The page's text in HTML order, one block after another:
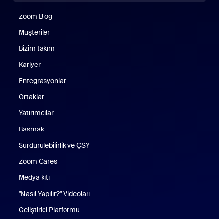
Zoom Blog
Müşteriler
Bizim takım
Kariyer
Entegrasyonlar
Ortaklar
Yatırımcılar
Basmak
Sürdürülebilirlik ve ÇSY
Zoom Cares
Medya kiti
"Nasıl Yapılır?" Videoları
Geliştirici Platformu